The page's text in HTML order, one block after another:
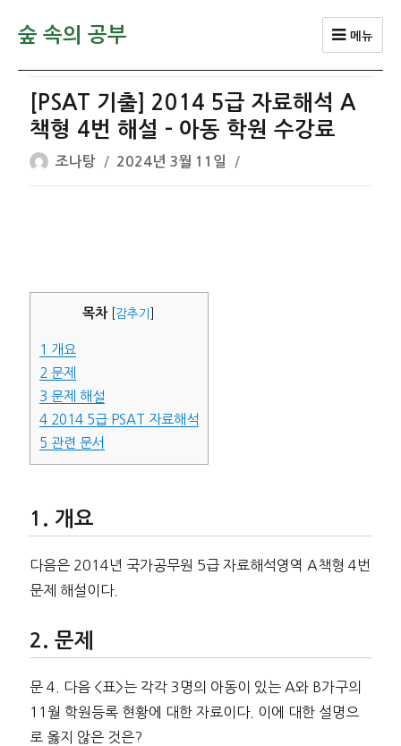
숲 속의 공부 메뉴
[PSAT 기출] 2014 5급 자료해석 A
책형 4번 해설 – 아동 학원 수강료
글
쓴
조나탕
작
성
2024년 3월 11일
목차 감추기
1 개요
2 문제
3 문제 해설
42014 5급 PSAT 자료해석
5 관련 문서
개요
다음은 2014년 국가공무원 5급 자료해석영역 A책형 4번
문제 해설이다.
문제
문 4. 다음 <표>는 각각 3명의 아동이 있는 A와 B가구의
11월 학원등록 현황에 대한 자료이다. 이에 대한 설명으
로 옳지 않은 것은?